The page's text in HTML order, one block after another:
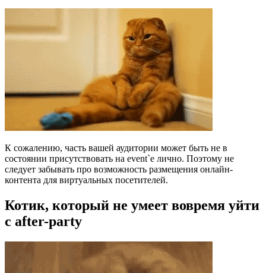
К сожалению, часть вашей аудитории может быть не в
состоянии присутствовать на event`е лично. Поэтому не
следует забывать про возможность размещения онлайн-
контента для виртуальных посетителей.
Котик, который не умеет вовремя уйти
с after-party